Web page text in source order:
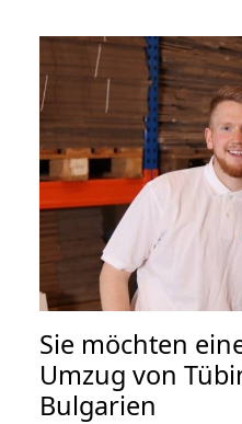
Sie möchten
Umzug von
Bulgarien